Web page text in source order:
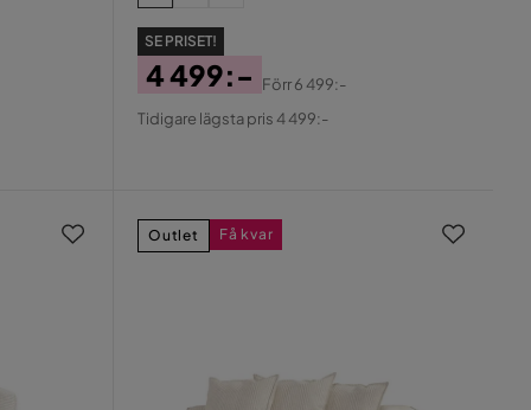
SE PRISET!
Pris
4 499:-
Original
Förr6 499:-
Tidigare lägsta pris 4 499:-
Outlet Få kvar